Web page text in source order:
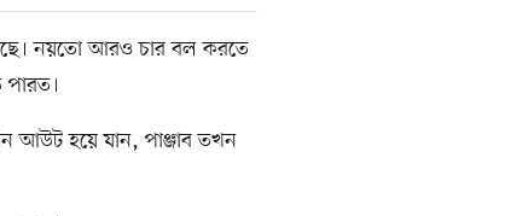
নয়তো আরও চার বল করতে
পারত।
আউট হয়ে যান, পাঞ্জাব তখন